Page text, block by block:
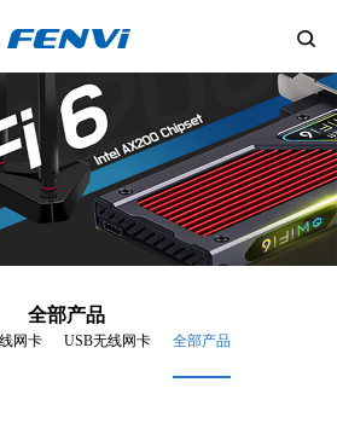
全部产品
网卡 USB无线网卡 全部产品